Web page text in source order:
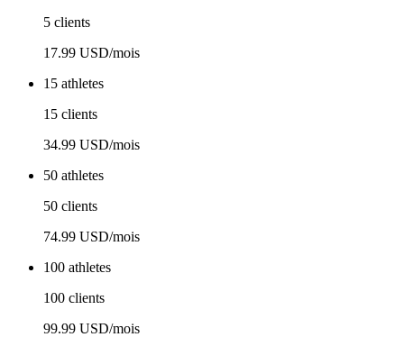
5 clients
17.99 USD/mois
15 athletes
15 clients
34.99 USD/mois
50 athletes
50 clients
74.99 USD/mois
100 athletes
100 clients
99.99 USD/mois